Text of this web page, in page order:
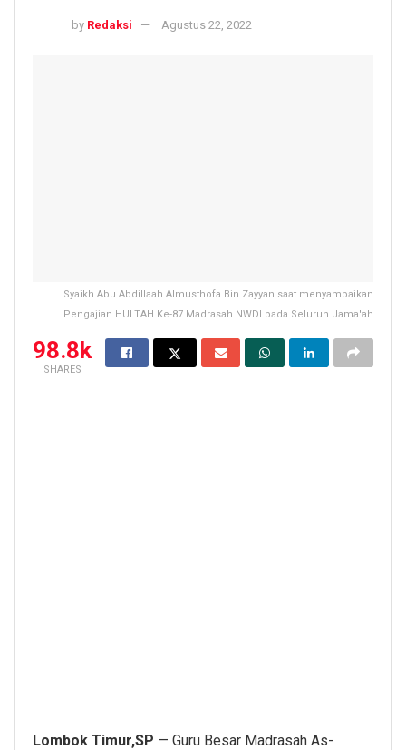
by Redaksi Agustus 22, 2022
Syaikh Abu Abdillaah Almusthofa Bin Zayyan saat menyampaikan
Pengajian HULTAH Ke-87 Madrasah NWDI pada Seluruh Jama'ah
98.8k
SHARES
Lombok Timur,SP — Guru Besar Madrasah As-